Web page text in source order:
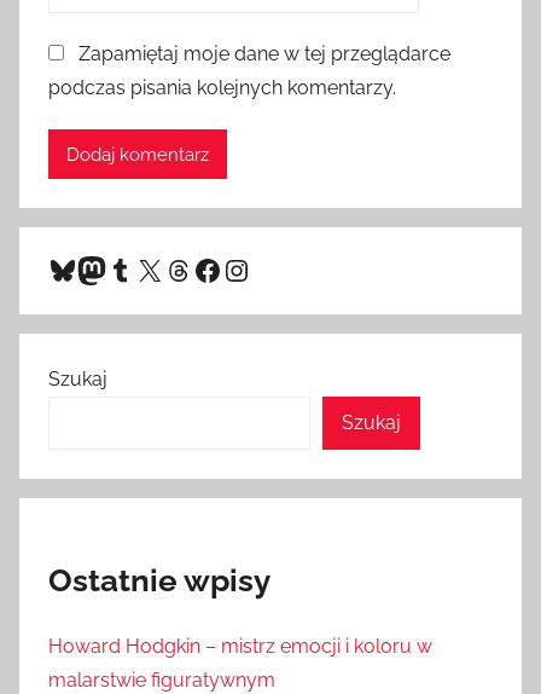
Zapamiętaj moje dane w tej przeglądarce
podczas pisania kolejnych komentarzy.
Bluesky
Mastodon
Tumblr
X Threads
Facebook
Instagram
Szukaj
Szukaj
Ostatnie wpisy
Howard Hodgkin – mistrz emocji i koloru w
malarstwie figuratywnym